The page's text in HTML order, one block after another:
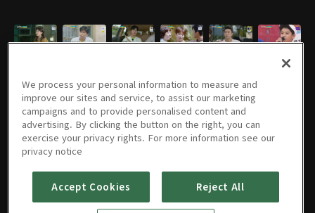
20회
09/23/2020 • 2시간 12분
21회 22회 23회 24회 25회
We process your personal information to measure and
improve our sites and service, to assist our marketing
campaigns and to provide personalised content and
advertising. By clicking the button on the right, you can
exercise your privacy rights. For more information see our
privacy notice
Accept Cookies Reject All